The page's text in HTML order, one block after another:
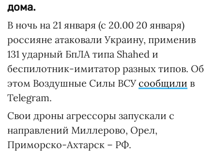
дома.
В ночь на 21 января (с 20.00 20 января)
россияне атаковали Украину, применив
131 ударный БпЛА типа Shahed и
беспилотник-имитатор разных типов. Об
этом Воздушные Силы ВСУсообщили в
Telegram.
Свои дроны агрессоры запускали с
направлений Миллерово, Орел,
Приморско-Ахтарск – РФ.